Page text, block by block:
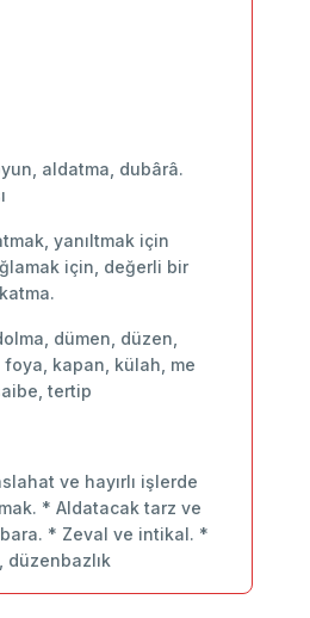
aldatma, dubârâ.
yanıltmak için
için, değerli bir
dümen, düzen,
foya, kapan, külah, me
tertip
ve hayırlı işlerde
* Aldatacak tarz ve
* Zeval ve intikal. *
düzenbazlık